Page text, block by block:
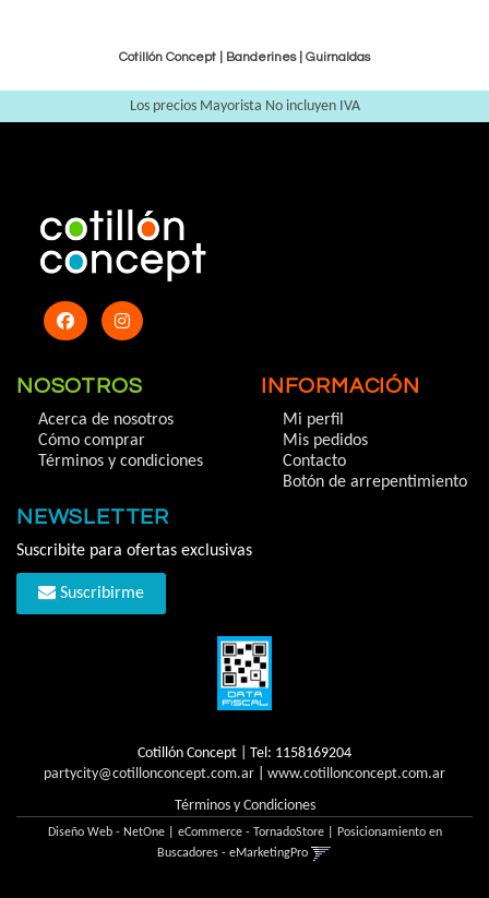
Cotillón Concept | Banderines| Guirnaldas
Los precios Mayorista No incluyen IVA
NOSOTROS
Acerca de nosotros
Cómo comprar
Términos y condiciones
INFORMACIÓN
Mi perfil
Mis pedidos
Contacto
Botón de arrepentimiento
NEWSLETTER
Suscribite para ofertas exclusivas
Suscribirme
Cotillón Concept | Tel: 1158169204
partycity@cotillonconcept.com.ar
www.cotillonconcept.com.ar
Términos y Condiciones
Diseño Web - NetOne| eCommerce - TornadoStore| Posicionamiento en
Buscadores - eMarketingPro